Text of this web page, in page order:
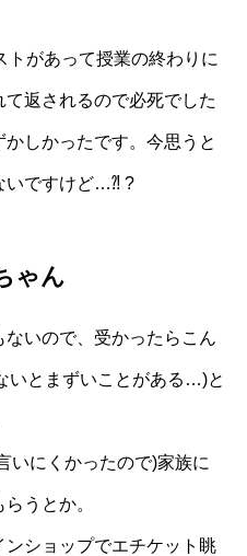
トがあって授業の終わりに
返されるので必死でした
しかったです。今思うと
いですけど…⁈ ?
ゃん
いので、受かったらこん
いとまずいことがある…)と
いにくかったので)家族に
うとか。
ショップでエチケット眺